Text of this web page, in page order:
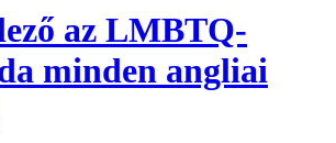
az LMBTQ-
minden angliai